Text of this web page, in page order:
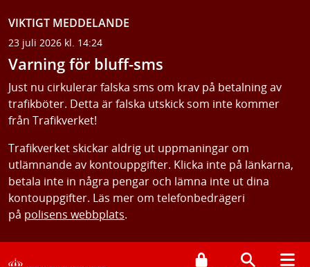
VIKTIGT MEDDELANDE
23 juli 2026 kl. 14:24
Varning för bluff-sms
Just nu cirkulerar falska sms om krav på betalning av
trafikböter. Detta är falska utskick som inte kommer
från Trafikverket!
Trafikverket skickar aldrig ut uppmaningar om
utlämnande av kontouppgifter. Klicka inte på länkarna,
betala inte in några pengar och lämna inte ut dina
kontouppgifter. Läs mer om telefonbedrägeri
på polisens webbplats.